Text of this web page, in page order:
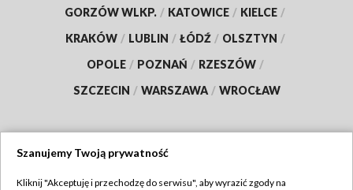
GORZÓW WLKP. / KATOWICE / KIELCE /
KRAKÓW / LUBLIN / ŁÓDŹ / OLSZTYN /
OPOLE / POZNAŃ / RZESZÓW /
SZCZECIN / WARSZAWA / WROCŁAW
Szanujemy Twoją prywatność
Kliknij "Akceptuję i przechodzę do serwisu", aby wyrazić zgody na